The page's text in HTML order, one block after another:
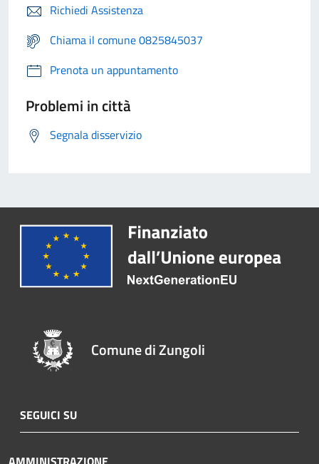
Richiedi Assistenza
Chiama il comune 0825845037
Prenota un appuntamento
Problemi in città
Segnala disservizio
Comune di Zungoli
SEGUICI SU